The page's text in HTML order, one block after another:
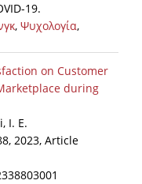
19.
, Ψυχολογία,
on Customer
during
I. E.
2023, Article